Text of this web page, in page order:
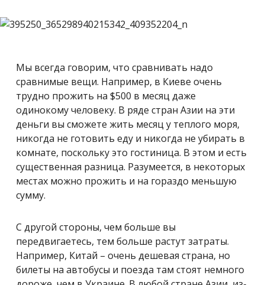
Мы всегда говорим, что сравнивать надо
сравнимые вещи. Например, в Киеве очень
трудно прожить на $500 в месяц даже
одинокому человеку. В ряде стран Азии на эти
деньги вы сможете жить месяц у теплого моря,
никогда не готовить еду и никогда не убирать в
комнате, поскольку это гостиница. В этом и есть
существенная разница. Разумеется, в некоторых
местах можно прожить и на гораздо меньшую
сумму.
С другой стороны, чем больше вы
передвигаетесь, тем больше растут затраты.
Например, Китай – очень дешевая страна, но
билеты на автобусы и поезда там стоят немного